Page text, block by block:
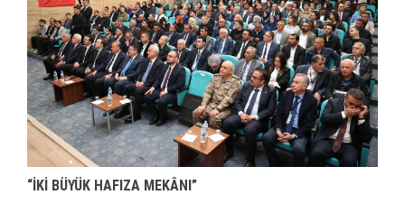
“İKİ BÜYÜK HAFIZA MEKÂNI”